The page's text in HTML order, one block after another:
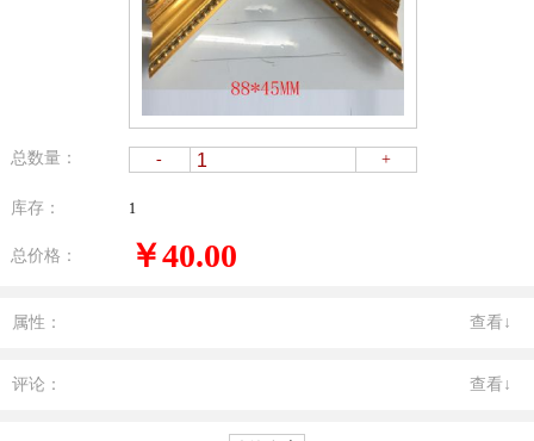
总数量： - +
库存： 1
总价格： ￥40.00
属性： 查看↓
评论： 查看↓